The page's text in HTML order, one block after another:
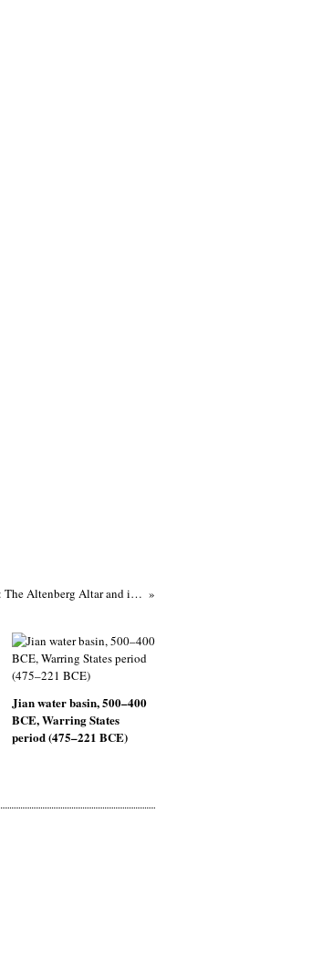
Heaven on display: The Altenberg Altar and its imagery on view in Frankfurt
Jian water basin, 500–400
BCE, Warring States
period (475–221 BCE)